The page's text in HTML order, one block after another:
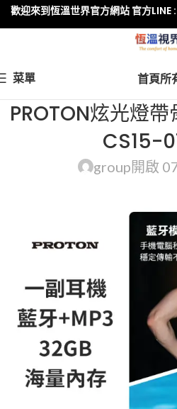
菜單 首頁所
PROTON炫光燈
CS15-
group開啟
歡迎來到恆溫世界官方網站 官方